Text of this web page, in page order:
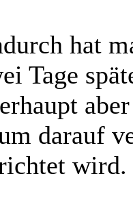
hat
Tage
darauf
wird.